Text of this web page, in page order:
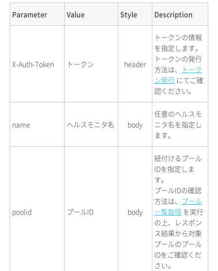
Parameter Value Style Description
X-Auth-Token トークン header
トークンの情報
を指定します。
トークンの発行
方法は、
トーク
ン発行 にてご確
認ください。
name ヘルスモニタ名 body
任意のヘルスモ
ニタ名を指定し
ます。
poolid プールID body
紐付けるプール
IDを指定しま
す。
プールIDの確認
方法は、 プール
一覧取得 を実行
の上、レスポン
ス結果から対象
プールのプール
IDをご確認くだ
さい。